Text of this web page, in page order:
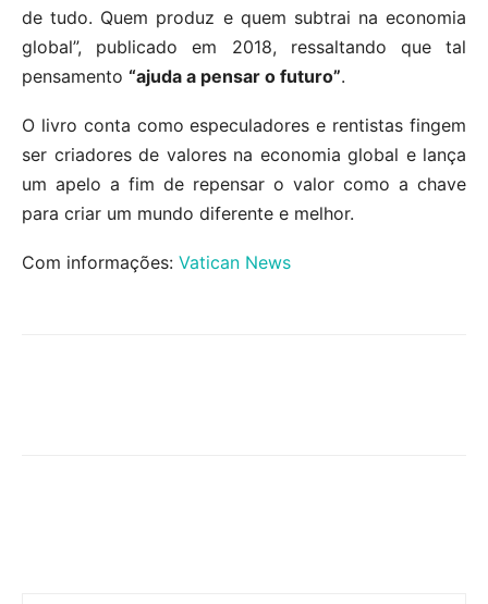
de tudo. Quem produz e quem subtrai na economia
global”, publicado em 2018, ressaltando que tal
pensamento “ajuda a pensar o futuro”.
O livro conta como especuladores e rentistas fingem
ser criadores de valores na economia global e lança
um apelo a fim de repensar o valor como a chave
para criar um mundo diferente e melhor.
Com informações: Vatican News